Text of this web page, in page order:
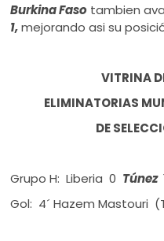
Burkina Faso tambien
1,mejorando asi su
VITRINA
ELIMINATORIAS
DE
Grupo H: Liberia 0 Túnez
Gol: 4´ Hazem Mastouri